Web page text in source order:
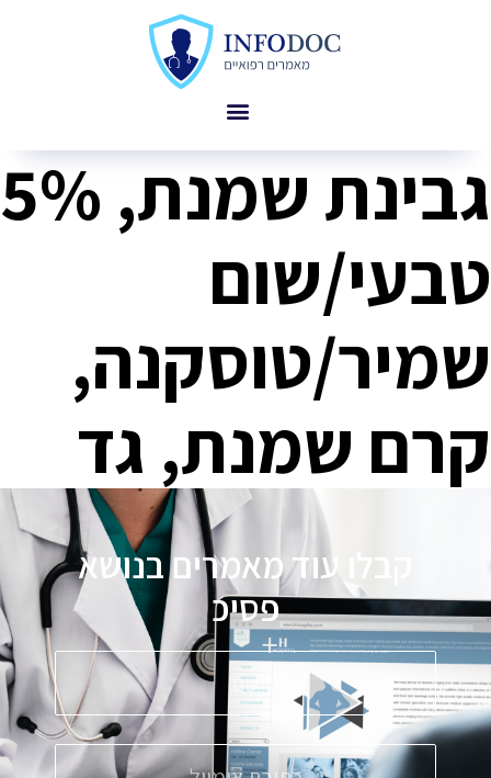
גבינת שמנת, 5%
טבעי/שום
שמיר/טוסקנה,
קרם שמנת, גד
קבלו עוד מאמרים בנושא
פסיכול